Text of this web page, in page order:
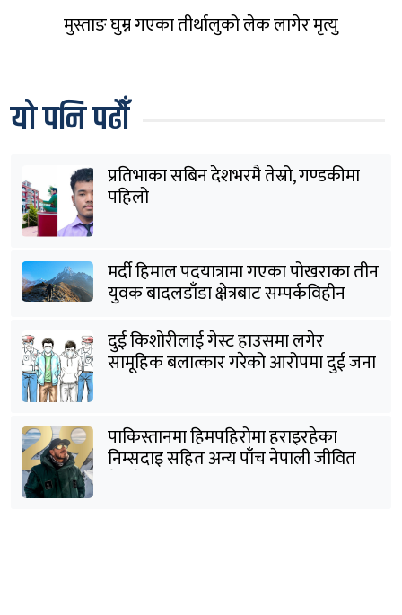
मुस्ताङ घुम्न गएका तीर्थालुको लेक लागेर मृत्यु
यो पनि पढौँ
प्रतिभाका सबिन देशभरमै तेस्रो, गण्डकीमा
पहिलो
मर्दी हिमाल पदयात्रामा गएका पोखराका तीन
युवक बादलडाँडा क्षेत्रबाट सम्पर्कविहीन
दुई किशोरीलाई गेस्ट हाउसमा लगेर
सामूहिक बलात्कार गरेको आरोपमा दुई जना
पक्राउ
पाकिस्तानमा हिमपहिरोमा हराइरहेका
निम्सदाइ सहित अन्य पाँच नेपाली जीवित
भेटिने आशा कमजोर, युक्तको शव निकालियो